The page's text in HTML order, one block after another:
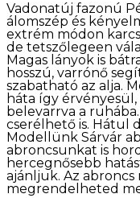
Vadonatúj fazonú
álomszép és
extrém módon
de tetszőlegeen
Magas lányok is
hosszú, varrónő
szabatható az alja.
háta így
belevarrva a
cserélhető is. Hátul
Modellünk Sárvár
abroncsunkat is
hercegnősebb
ajánljuk. Az
megrendelheted